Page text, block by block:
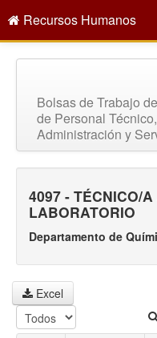
Recursos Humanos
Oferta empleo público
Directorio
Servicios
Buscar
Bolsas de Trabajo
de Personal
Administración y
4097 - TÉCNICO/
LABORATORIO
Departamento de
Excel